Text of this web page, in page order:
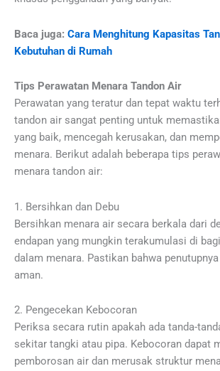
Baca juga: Cara Menghitung Kapasitas
Kebutuhan di Rumah
Tips Perawatan Menara Tandon Air
Perawatan yang teratur dan tepat waktu
tandon air sangat penting untuk
yang baik, mencegah kerusakan, dan
menara. Berikut adalah beberapa tips
menara tandon air:
1. Bersihkan dan Debu
Bersihkan menara air secara berkala dari
endapan yang mungkin terakumulasi di
dalam menara. Pastikan bahwa
aman.
2. Pengecekan Kebocoran
Periksa secara rutin apakah ada tanda-
sekitar tangki atau pipa. Kebocoran dapat
pemborosan air dan merusak struktur